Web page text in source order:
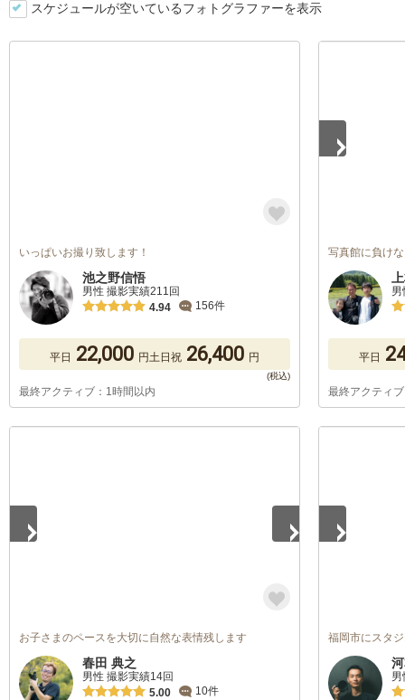
スケジュールが空いているフォトグラファーを表示
いっぱいお撮り致します！
池之野信悟
男性 撮影実績211回
4.94
156件
平日 22,000 円土日祝 26,400 円
最終アクティブ：1時間以内
写真館に負け
男
平日
最終アクティ
お子さまのペースを大切に自然な表情残します
春田 典之
男性 撮影実績14回
5.00
10件
福岡市にスタ